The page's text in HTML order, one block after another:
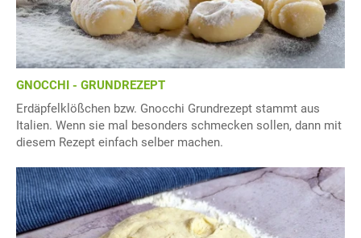
GNOCCHI - GRUNDREZEPT
Erdäpfelklößchen bzw. Gnocchi Grundrezept stammt aus
Italien. Wenn sie mal besonders schmecken sollen, dann mit
diesem Rezept einfach selber machen.